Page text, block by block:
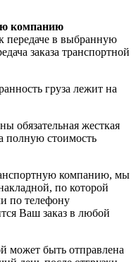
компанию
передаче в выбранную
заказа транспортной
груза лежит на
обязательная жесткая
полную стоимость
компанию, мы
по которой
по телефону
Ваш заказ в любой
может быть отправлена